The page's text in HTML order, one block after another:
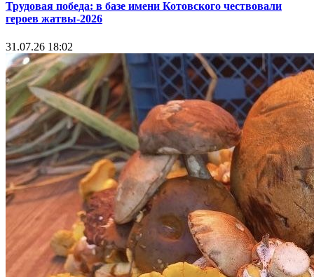
Трудовая победа: в базе имени Котовского чествовали
героев жатвы-2026
31.07.26 18:02